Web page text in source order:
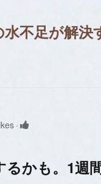
水不足が解決
かも。1週